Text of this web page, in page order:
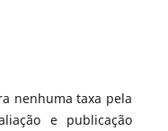
nenhuma taxa pela
e publicação